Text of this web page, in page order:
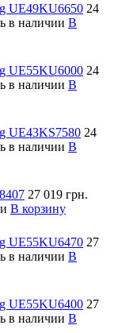
UE49KU6650 24
в наличии В
UE55KU6000 24
в наличии В
UE43KS7580 24
в наличии В
27 019 грн.
В корзину
UE55KU6470 27
в наличии В
UE55KU6400 27
в наличии В